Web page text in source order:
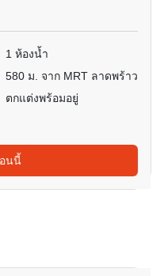
1 ห้องน้ำ
580 ม. จาก MRT ลาดพร้าว
ตกแต่งพร้อมอยู่
นนี้